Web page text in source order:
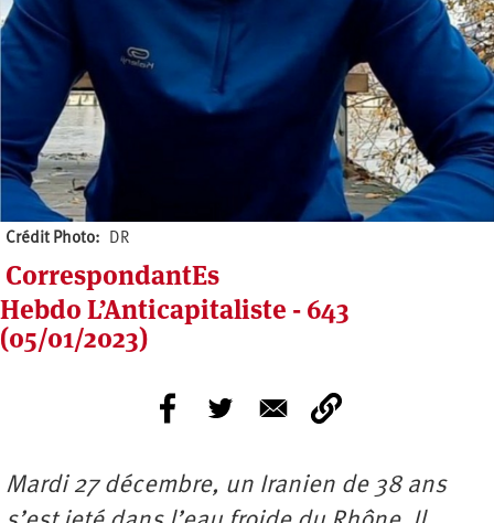
Crédit Photo DR
CorrespondantEs
Hebdo L’Anticapitaliste - 643
(05/01/2023)
Mardi 27 décembre, un Iranien de 38 ans